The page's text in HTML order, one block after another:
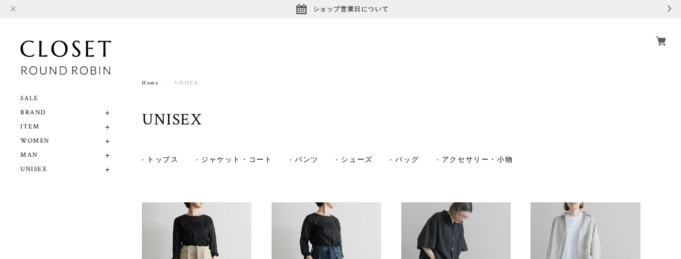
ショップ営業日について
SALE
BRAND
ITEM
WOMEN
MAN
UNISEX
Home UNISEX
UNISEX
トップス ジャケット・コート パンツ シューズ バッグ アクセサリー・小物